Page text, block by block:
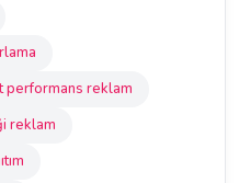
performans reklam
reklam